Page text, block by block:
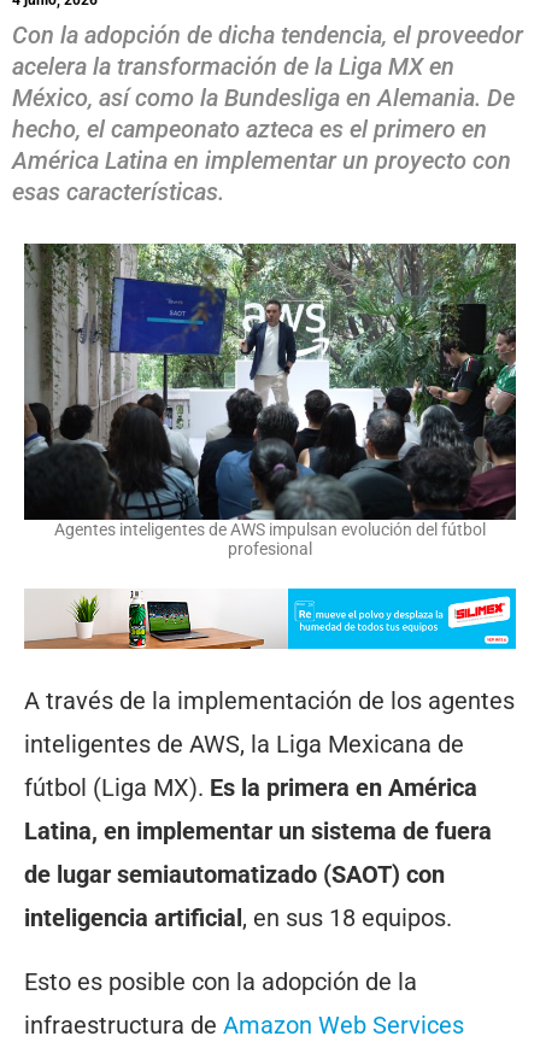
Con la adopción de dicha tendencia, el proveedor
acelera la transformación de la Liga MX en
México, así como la Bundesliga en Alemania. De
hecho, el campeonato azteca es el primero en
América Latina en implementar un proyecto con
esas características.
Agentes inteligentes de AWS impulsan evolución del fútbol
profesional
A través de la implementación de los agentes
inteligentes de AWS, la Liga Mexicana de
fútbol (Liga MX). Es la primera en América
Latina, en implementar un sistema de fuera
de lugar semiautomatizado (SAOT) con
inteligencia artificial, en sus 18 equipos.
Esto es posible con la adopción de la
infraestructura de Amazon Web Services